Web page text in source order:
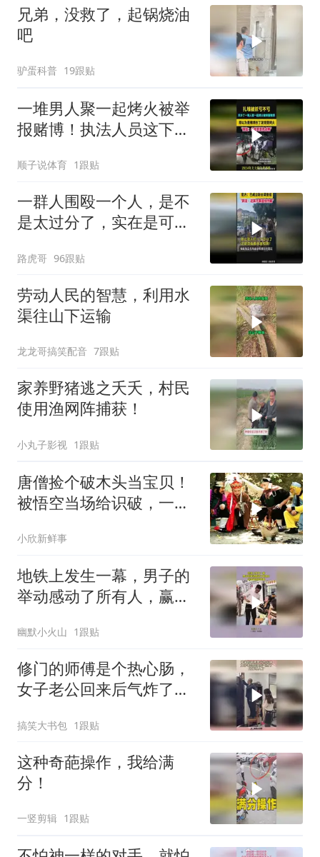
兄弟，没救了，起锅烧油
吧
驴蛋科普 19跟贴
一堆男人聚一起烤火被举
报赌博！执法人员这下尴
顺子说体育 1跟贴
一群人围殴一个人，是不
是太过分了，实在是可
路虎哥 96跟贴
劳动人民的智慧，利用水
渠往山下运输
龙龙哥搞笑配音 7跟贴
家养野猪逃之夭夭，村民
使用渔网阵捕获！
小丸子影视 1跟贴
唐僧捡个破木头当宝贝！
被悟空当场给识破，一点
小欣新鲜事
地铁上发生一幕，男子的
举动感动了所有人，赢得
幽默小火山 1跟贴
修门的师傅是个热心肠，
女子老公回来后气炸了，
搞笑大书包 1跟贴
这种奇葩操作，我给满
分！
一竖剪辑 1跟贴